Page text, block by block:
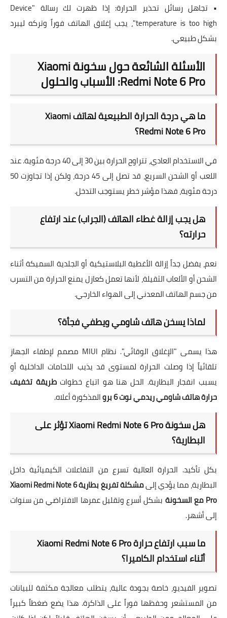
• تجاهل رسائل تحذير الحرارة: إذا ظهرت لك رسالة "Device
temperature is too high"، يجب إغلاق الهاتف فوراً وتركه ليبرد
بشكل طبيعي.
الأسئلة الشائعة حول سخونة Xiaomi
Redmi Note 6 Pro: الأسباب والحلول
ما هي درجة الحرارة الطبيعية لهاتف Xiaomi
Redmi Note 6 Pro؟
في الاستخدام العادي، تتراوح الحرارة بين 30 إلى 40 درجة مئوية. عند
اللعب أو الشحن السريع، قد تصل إلى 45 درجة، ولكن إذا تجاوزت 50
درجة مئوية، فهذا مؤشر خطر يستوجب التدخل.
هل يجب إزالة غطاء الهاتف (الجراب) عند ارتفاع
حرارته؟
نعم، يفضل جداً إزالة الأغطية البلاستيكية أو الجلدية السميكة أثناء
الشحن أو الألعاب الثقيلة، لأنها تعمل كعازل يمنع الحرارة من التسرب
من جسم الهاتف المعدني إلى الهواء الخارجي.
لماذا يسخن هاتف شاومي ويطفي فجأة؟
هذا يسمى "الإغلاق الوقائي". نظام MIUI مصمم لإطفاء الجهاز
تلقائياً إذا وصلت الحرارة لمستوى قد يذيب اللحامات الداخلية أو
يسبب انفجار البطارية. الحل هنا هو اتباع خطواتطريقة تخفيف
حرارة هاتف شاومي ريدمي نوت 6 برو
المذكورة أعلاه.
هل سخونة Xiaomi Redmi Note 6 Pro تؤثر على
البطارية؟
بكل تأكيد. الحرارة العالية تسرع من التفاعلات الكيميائية داخل
البطارية، مما يؤدي إلى
مشكلة تفريغ بطارية Xiaomi Redmi Note 6
Pro مع السخونة
بشكل أسرع وتقليل عمرها الافتراضي من سنوات
إلى أشهر.
ما سبب ارتفاع حرارة Xiaomi Redmi Note 6 Pro
أثناء استخدام الكاميرا؟
تصوير الفيديو، خاصة بجودة عالية، يتطلب معالجة مكثفة للبيانات
من المستشعر وحفظها فوراً على الذاكرة. هذا يضع ضغطاً كبيراً